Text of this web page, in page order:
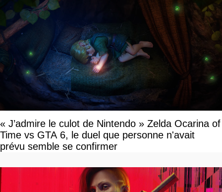
« J’admire le culot de Nintendo » Zelda Ocarina of
Time vs GTA 6, le duel que personne n'avait
prévu semble se confirmer